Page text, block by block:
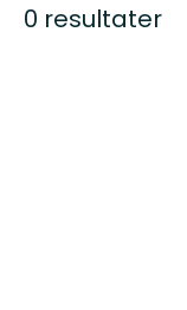
0 resultater